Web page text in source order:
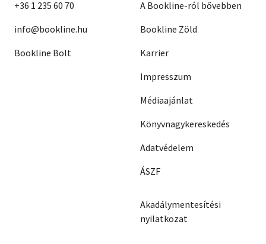
+36 1 235 60 70
info@bookline.hu
Bookline Bolt
A Bookline-ról bővebben
Bookline Zöld
Karrier
Impresszum
Médiaajánlat
Könyvnagykereskedés
Adatvédelem
ÁSZF
Akadálymentesítési
nyilatkozat